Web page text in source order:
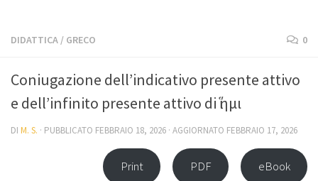
DIDATTICA / GRECO 0
Coniugazione dell’indicativo presente attivo
e dell’infinito presente attivo di ἵημι
DI M. S. · PUBBLICATO FEBBRAIO 18, 2026 · AGGIORNATO FEBBRAIO 17, 2026
Print PDF eBook